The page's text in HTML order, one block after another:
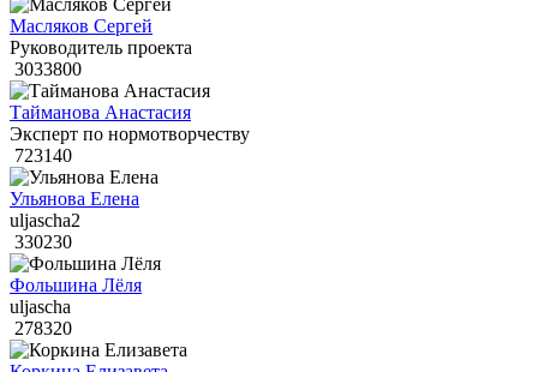
Масляков Сергей
Руководитель проекта
3033800
Тайманова Анастасия
Эксперт по нормотворчеству
723140
Ульянова Елена
uljascha2
330230
Фольшина Лёля
uljascha
278320